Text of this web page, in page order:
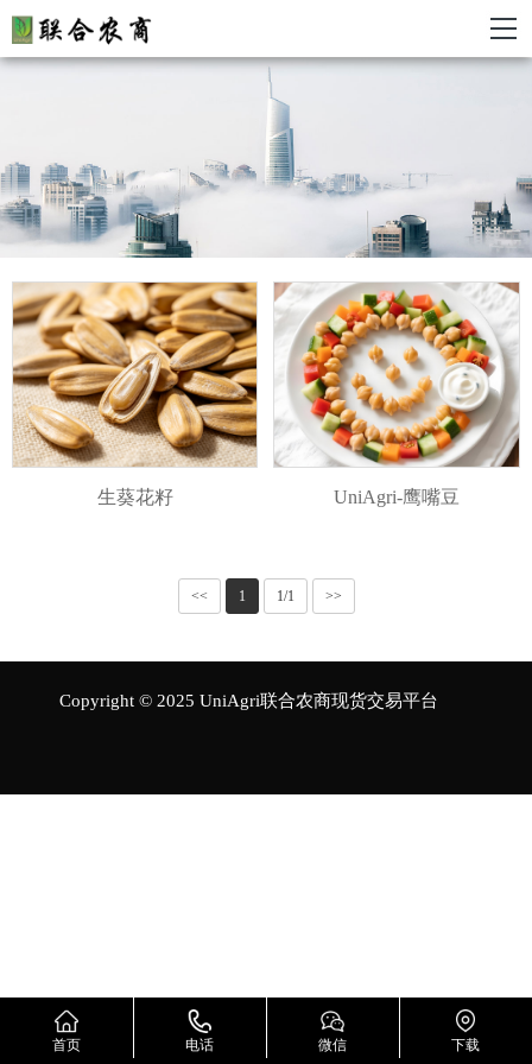
生葵花籽 UniAgri-鹰嘴豆
<< 1 1/1 >>
Copyright © 2025 UniAgri联合农商现货交易平台
首页 电话 微信 下载